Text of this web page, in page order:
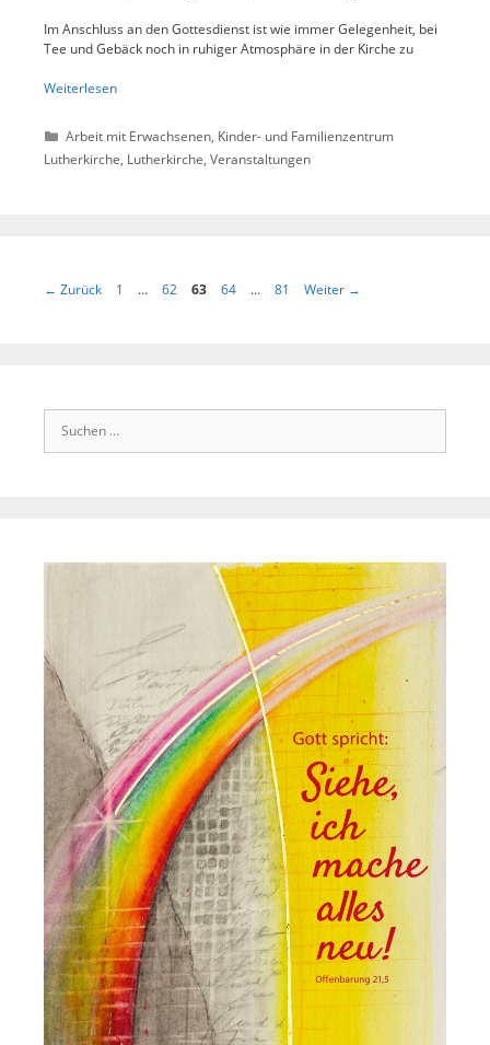
Im Anschluss an den Gottesdienst ist wie immer Gelegenheit, bei
Tee und Gebäck noch in ruhiger Atmosphäre in der Kirche zu
Weiterlesen
Kategorien
Arbeit mit Erwachsenen, Kinder- und Familienzentrum
Lutherkirche, Lutherkirche, Veranstaltungen
← Zurück Seite
1 … Seite
62 Seite
63 Seite
64 … Seite
81 Weiter →
Suchen
nach: